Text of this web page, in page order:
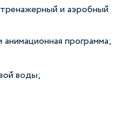
и аэробный
анимационная программа;
воды;